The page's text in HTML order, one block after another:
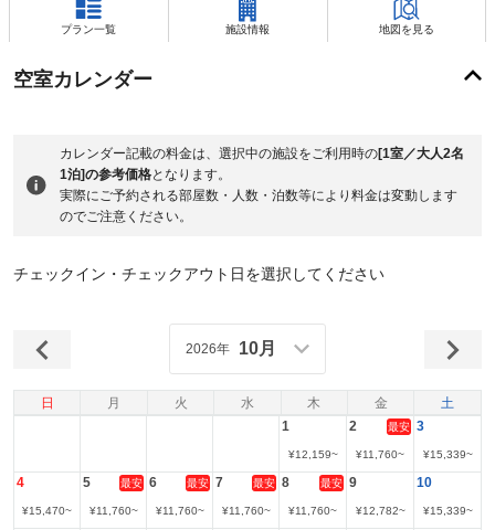
プラン一覧 施設情報 地図を見る
空室カレンダー
カレンダー記載の料金は、選択中の施設をご利用時の[1室／大人2名
1泊]の参考価格となります。
実際にご予約される部屋数・人数・泊数等により料金は変動します
のでご注意ください。
チェックイン・チェックアウト日を選択してください
日 月 火 水 木 金 土
2026年 10月
1
¥12,159~
2 最安
¥11,760~
3
¥15,339~
4
¥15,470~
5 最安
¥11,760~
6 最安
¥11,760~
7 最安
¥11,760~
8 最安
¥11,760~
9
¥12,782~
10
¥15,339~